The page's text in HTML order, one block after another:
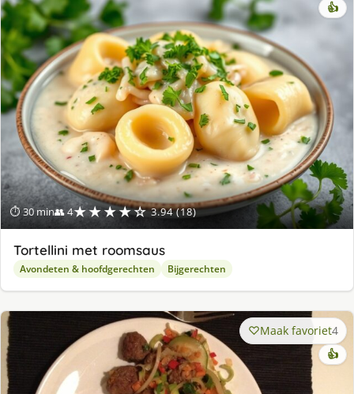
⏱ 30 min👥 4★★★★☆ 3.94 (18)
👍
Tortellini met roomsaus
Avondeten & hoofdgerechten Bijgerechten
Maak favoriet4
👍